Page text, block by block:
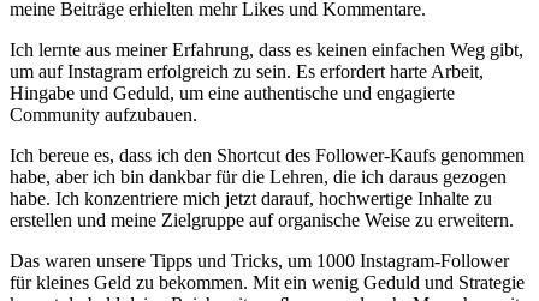
meine⁤ Beiträge erhielten mehr Likes und Kommentare.
Ich ⁢lernte aus meiner Erfahrung, dass es keinen einfachen Weg gibt,
um auf Instagram erfolgreich zu sein. Es erfordert harte Arbeit,
Hingabe und Geduld, um eine authentische und engagierte
Community aufzubauen.
Ich bereue es,‌ dass ich ⁣den Shortcut des Follower-Kaufs genommen
habe, aber ich bin dankbar‌ für die Lehren, die ich daraus gezogen
‍habe. Ich konzentriere mich jetzt darauf, hochwertige Inhalte zu
⁣erstellen und meine Zielgruppe auf organische Weise zu erweitern.
Das waren unsere Tipps und Tricks, um 1000 Instagram-Follower‌
für kleines Geld zu bekommen. Mit ein ⁤wenig ⁤Geduld und Strategie